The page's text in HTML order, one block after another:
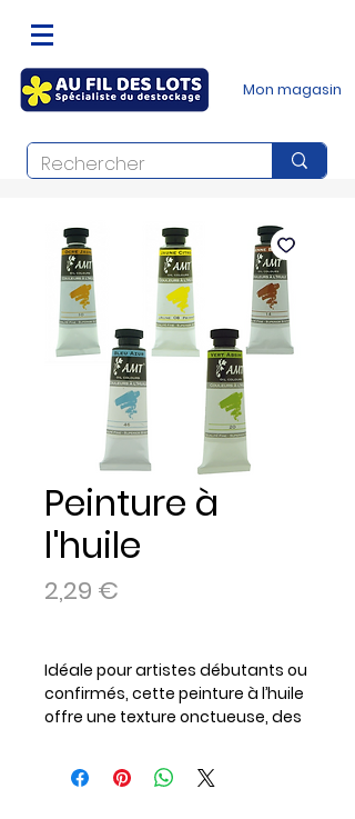
Mon magasin
Peinture à
l'huile
2,29 €
Idéale pour artistes débutants ou
confirmés, cette peinture à l’huile
offre une texture onctueuse, des
tenue dans le temps.
Contenance : 45 ml